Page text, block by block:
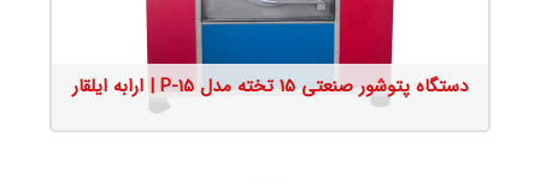
دستگاه پتوشور صنعتی 15 تخته مدل P-15 | ارابه ایلقار